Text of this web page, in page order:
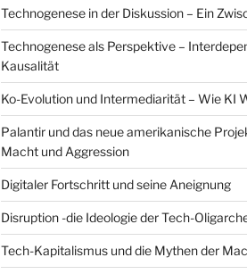
Technogenese in der Diskussion – Ein
Technogenese als Perspektive –
Kausalität
Ko-Evolution und Intermediarität – Wie KI
Palantir und das neue amerikanische
Macht und Aggression
Digitaler Fortschritt und seine Aneignung
Disruption -die Ideologie der Tech-
Tech-Kapitalismus und die Mythen der